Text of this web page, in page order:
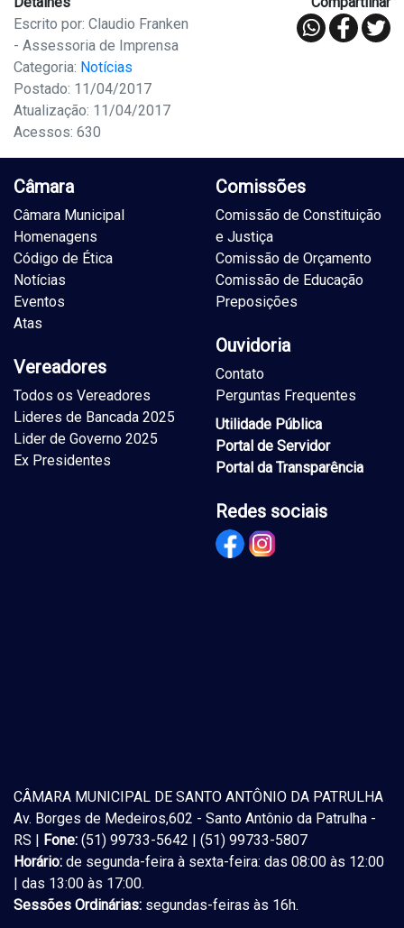
Escrito por: Claudio Franken
- Assessoria de Imprensa
Categoria: Notícias
Postado: 11/04/2017
Atualização: 11/04/2017
Acessos: 630
Câmara
Câmara Municipal
Homenagens
Código de Ética
Notícias
Eventos
Atas
Vereadores
Todos os Vereadores
Lideres de Bancada 2025
Lider de Governo 2025
Ex Presidentes
Comissões
Comissão de Constituição
e Justiça
Comissão de Orçamento
Comissão de Educação
Preposições
Ouvidoria
Contato
Perguntas Frequentes
Utilidade Pública
Portal de Servidor
Portal da Transparência
Redes sociais
CÂMARA MUNICIPAL DE SANTO ANTÔNIO DA PATRULHA
Av. Borges de Medeiros,602 - Santo Antônio da Patrulha -
RS |
Fone: (51) 99733-5642 | (51) 99733-5807
Horário: de segunda-feira à sexta-feira: das 08:00 às 12:00
| das 13:00 às 17:00.
Sessões Ordinárias: segundas-feiras às 16h.